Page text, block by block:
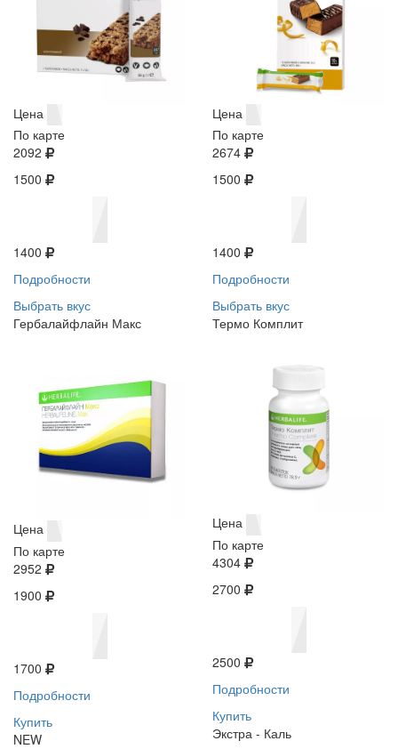
Цена
По карте
2092
1500
1400
Подробности
Выбрать вкус
Цена
По карте
2674
1500
1400
Подробности
Выбрать вкус
Гербалайфлайн Макс
Цена
По карте
2952
1900
1700
Подробности
Купить
NEW
Термо Комплит
Цена
По карте
4304
2700
2500
Подробности
Купить
Экстра - Каль